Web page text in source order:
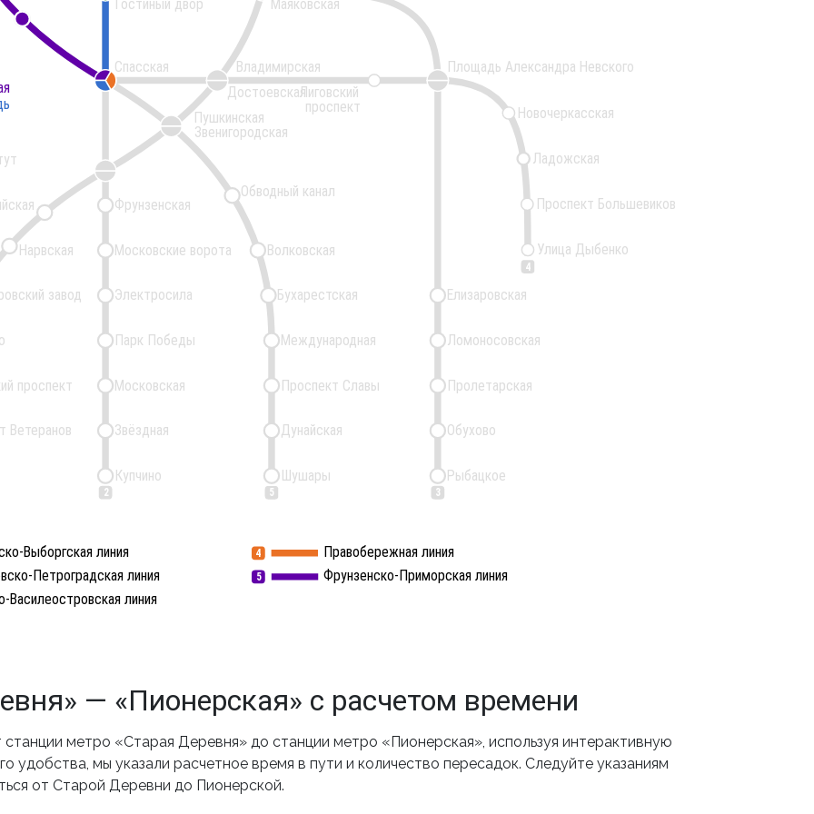
Выборгская линия
Петроградская линия
Василеостровская линия
Правобережная линия
4
Фрунзенско-Приморская линия
5
2 5 3
4
Ветеранов
Московские ворота Волковская
Обводный канал
Бухарестская
Международная
Достоевская
Владимирская
Лиговский
проспект
Спасская
Звенигородская
Пушкинская
проспект
завод
Нарвская
Купчино
Звёздная
Московская
Фрунзенская
Парк Победы
Электросила
Гостиный двор Маяковская
Площадь Александра Невского
Новочеркасская
Ладожская
Проспект Большевиков
Улица Дыбенко
Рыбацкое
Обухово
Пролетарская
Ломоносовская
Елизаровская
Проспект Славы
Дунайская
Шушары
— «Пионерская» с расчетом времени
метро «Старая Деревня» до станции метро «Пионерская», используя интерактивную
мы указали расчетное время в пути и количество пересадок. Следуйте указаниям
от Старой Деревни до Пионерской.